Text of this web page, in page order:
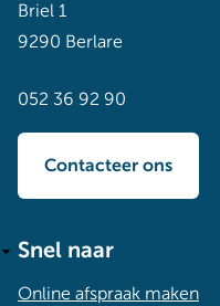
Briel 1
9290 Berlare
052 36 92 90
Contacteer ons
Snel naar
Online afspraak maken